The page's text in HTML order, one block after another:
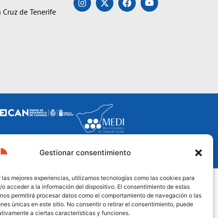
Gestionar consentimiento
las mejores experiencias, utilizamos tecnologías como las cookies para
o acceder a la información del dispositivo. El consentimiento de estas
permitirá procesar datos como el comportamiento de navegación o las
únicas en este sitio. No consentir o retirar el consentimiento, puede
a ciertas características y funciones.
de Tenerife